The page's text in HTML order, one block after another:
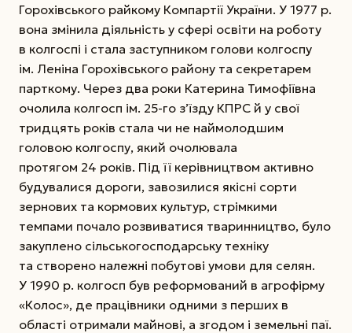
Горохівського райкому Компартії України. У 1977 р.
вона змінила діяльність у сфері освіти на роботу
в колгоспі і стала заступником голови колгоспу
ім. Леніна Горохівського району та секретарем
парткому. Через два роки Катерина Тимофіївна
очолила колгосп ім. 25-го з’їзду КПРС й у свої
тридцять років стала чи не наймолодшим
головою колгоспу, який очолювала
протягом 24 років. Під її керівництвом активно
будувалися дороги, завозилися якісні сорти
зернових та кормових культур, стрімкими
темпами почало розвиватися тваринництво, було
закуплено сільськогосподарську техніку
та створено належні побутові умови для селян.
У 1990 р. колгосп був реформований в агрофірму
«Колос», де працівники одними з перших в
області отримали майнові, а згодом і земельні паї.